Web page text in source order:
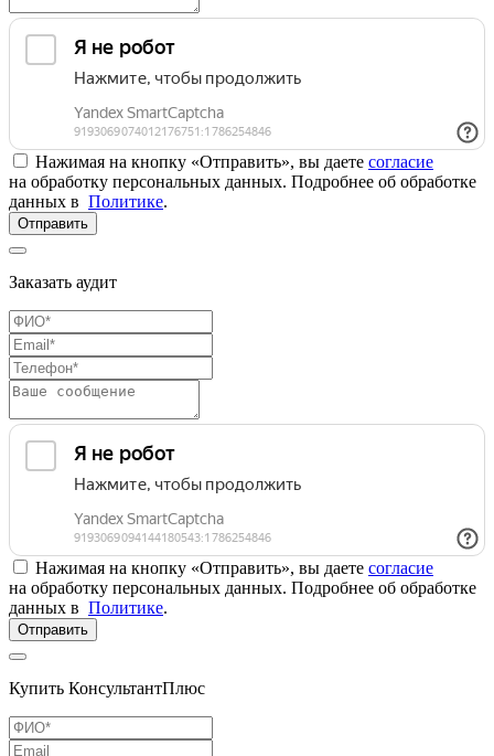
Нажимая на кнопку «Отправить», вы даете согласие
на обработку персональных данных. Подробнее об обработке
данных в Политике.
Отправить
Заказать аудит
Нажимая на кнопку «Отправить», вы даете согласие
на обработку персональных данных. Подробнее об обработке
данных в Политике.
Отправить
Купить КонсультантПлюс